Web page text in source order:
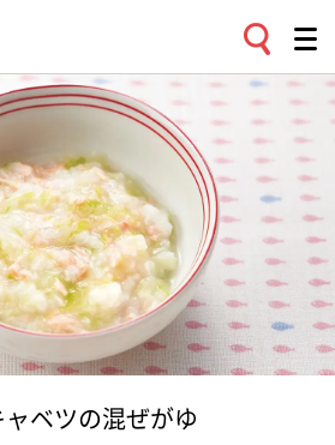
ベツの混ぜがゆ